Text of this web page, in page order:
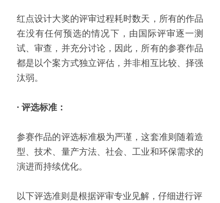
红点设计大奖的评审过程耗时数天，所有的作品
在没有任何预选的情况下，由国际评审逐一测
试、审查，并充分讨论，因此，所有的参赛作品
都是以个案方式独立评估，并非相互比较、择强
汰弱。
· 评选标准：
参赛作品的评选标准极为严谨，这套准则随着造
型、技术、量产方法、社会、工业和环保需求的
演进而持续优化。
以下评选准则是根据评审专业见解，仔细进行评